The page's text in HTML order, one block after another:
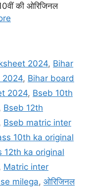
की ओरिजिनल
2024, Bihar
2024, Bihar board
2024, Bseb 10th
, Bseb 12th
, Bseb matric inter
10th ka original
12th ka original
, Matric inter
milega, ओरिजिनल